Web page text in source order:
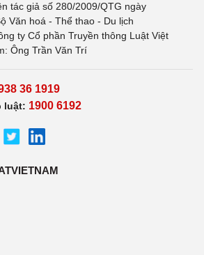
tác giả số 280/2009/QTG ngày
Văn hoá - Thể thao - Du lịch
ty Cổ phần Truyền thông Luật Việt
Ông Trần Văn Trí
36 1919
luật: 1900 6192